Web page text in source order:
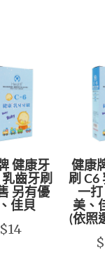
健康牙
乳齒牙刷
另有優
佳貝
$14
健康
刷 C6
一
美、
(依照